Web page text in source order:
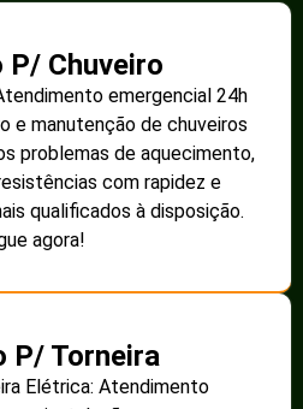
P/ Chuveiro
emergencial 24h
e manutenção de chuveiros
problemas de aquecimento,
com rapidez e
qualificados à disposição.
agora!
P/ Torneira
Elétrica: Atendimento